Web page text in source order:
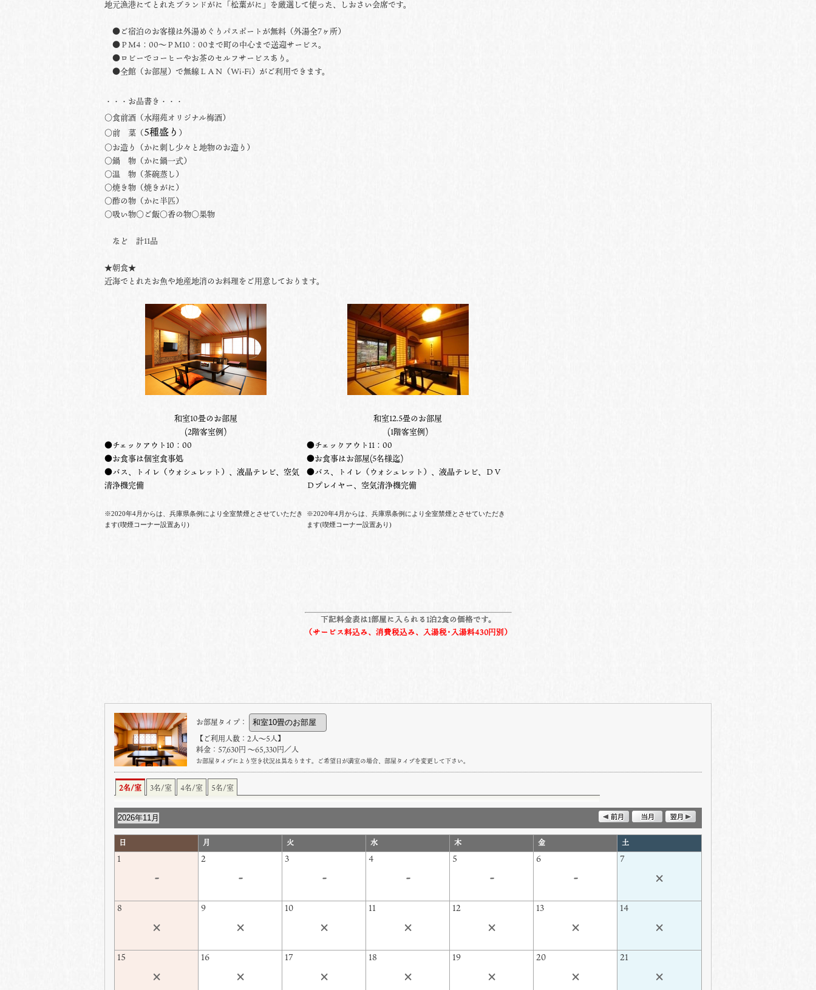
地元漁港にてとれたブランドがに「松葉がに」を厳選して使った、しおさい会席です。
●ご宿泊のお客様は外湯めぐりパスポートが無料（外湯全7ヶ所）
●ＰＭ4：00〜ＰＭ10：00まで町の中心まで送迎サービス。
●ロビーでコーヒーやお茶のセルフサービスあり。
●全館（お部屋）で無線ＬＡＮ（Wi-Fi）がご利用できます。
・・・お品書き・・・
○食前酒（水翔苑オリジナル梅酒）
○前 菜（5種盛り ）
○お造り（かに刺し少々と地物のお造り）
○鍋 物（かに鍋一式）
○温 物（茶碗蒸し）
○焼き物（焼きがに）
○酢の物（かに半匹）
○吸い物○ご飯○香の物○果物
など 計11品
★朝食★
近海でとれたお魚や地産地消のお料理をご用意しております。
和室10畳のお部屋
(2階客室例)
●チェックアウト10：00
●お食事は個室食事処
●バス、トイレ（ウォシュレット）、液晶テレビ、空気
清浄機完備
※2020年4月からは、兵庫県条例により全室禁煙とさせていただき
ます(喫煙コーナー設置あり)
和室12.5畳のお部屋
(1階客室例)
●チェックアウト11：00
●お食事はお部屋(5名様迄)
●バス、トイレ（ウォシュレット）、液晶テレビ、ＤＶ
Ｄプレイヤー、空気清浄機完備
※2020年4月からは、兵庫県条例により全室禁煙とさせていただき
ます(喫煙コーナー設置あり)
下記料金表は1部屋に入られる1泊2食の価格です。
（サービス料込み、消費税込み、入湯税･入湯料430円別）
お部屋タイプ：
【ご利用人数：2人〜5人】
料金：57,630円 〜65,330円／人
お部屋タイプにより空き状況は異なります。ご希望日が満室の場合、部屋タイプを変更して下さい。
2名/室 3名/室 4名/室 5名/室
日 月 火 水 木 金 土
1
-
2
-
3
-
4
-
5
-
6
-
7
×
8
×
9
×
10
×
11
×
12
×
13
×
14
×
15
×
16
×
17
×
18
×
19
×
20
×
21
×